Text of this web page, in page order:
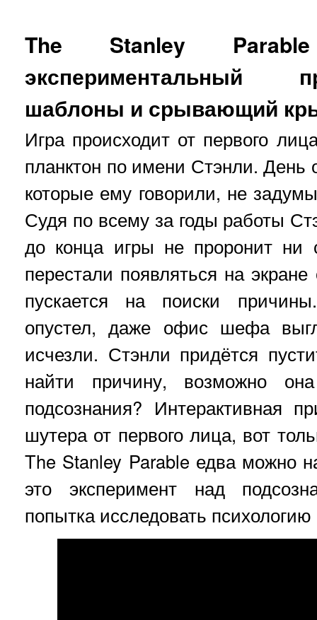
The Stanley Parable
экспериментальный
шаблоны и срывающий
Игра происходит от первого
планктон по имени Стэнли. День
которые ему говорили, не
Судя по всему за годы работы
до конца игры не проронит
перестали появляться на
пускается на поиски
опустел, даже офис шефа
исчезли. Стэнли придётся
найти причину, возможно
подсознания? Интерактивная
шутера от первого лица, вот
The Stanley Parable едва можно
это эксперимент над
попытка исследовать психологию